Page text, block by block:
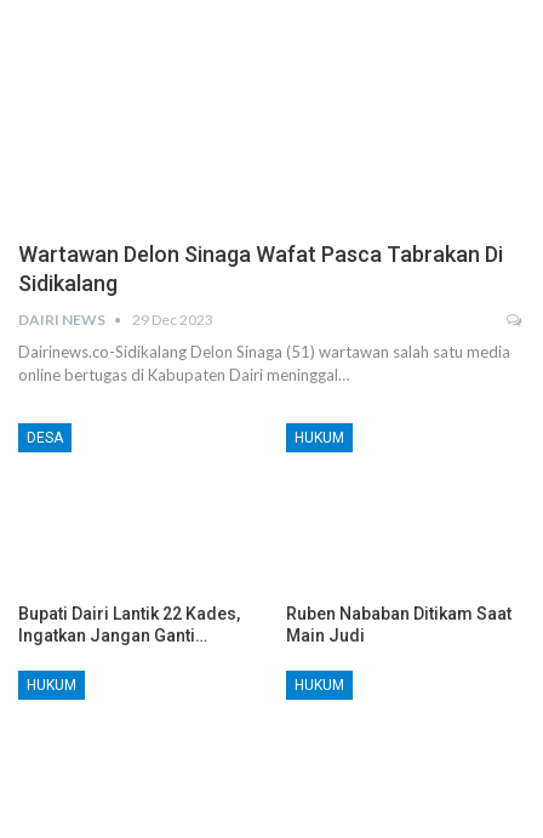
Wartawan Delon Sinaga Wafat Pasca Tabrakan Di
Sidikalang
DAIRI NEWS 29 Dec 2023
Dairinews.co-Sidikalang Delon Sinaga (51) wartawan salah satu media
online bertugas di Kabupaten Dairi meninggal…
DESA
Bupati Dairi Lantik 22 Kades,
Ingatkan Jangan Ganti…
HUKUM
Ruben Nababan Ditikam Saat
Main Judi
HUKUM HUKUM